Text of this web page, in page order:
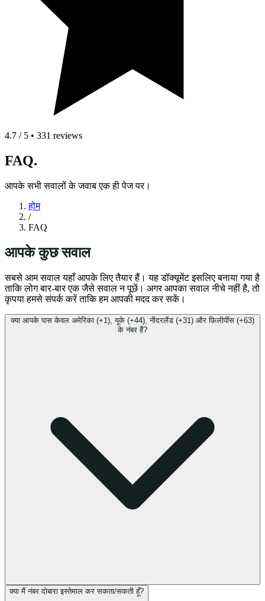
4.7 / 5 • 331 reviews
FAQ.
आपके सभी सवालों के जवाब एक ही पेज पर।
होम
/
FAQ
आपके कुछ सवाल
सबसे आम सवाल यहाँ आपके लिए तैयार हैं। यह डॉक्यूमेंट इसलिए बनाया गया है
ताकि लोग बार-बार एक जैसे सवाल न पूछें। अगर आपका सवाल नीचे नहीं है, तो
कृपया हमसे संपर्क करें ताकि हम आपकी मदद कर सकें।
क्या आपके पास केवल अमेरिका (+1), यूके (+44), नीदरलैंड (+31) और फ़िलीपींस (+63)
के नंबर हैं?
क्या मैं नंबर दोबारा इस्तेमाल कर सकता/सकती हूँ?